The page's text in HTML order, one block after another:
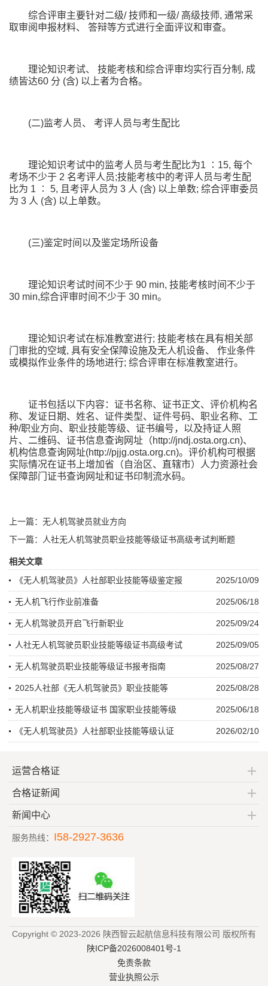
综合评审主要针对二级/ 技师和一级/ 高级技师, 通常采
取审阅申报材料、 答辩等方式进行全面评议和审查。
理论知识考试、 技能考核和综合评审均实行百分制, 成
绩皆达60 分 (含) 以上者为合格。
(二)监考人员、 考评人员与考生配比
理论知识考试中的监考人员与考生配比为1 ∶15, 每个
考场不少于 2 名考评人员;技能考核中的考评人员与考生配
比为 1 ∶ 5, 且考评人员为 3 人 (含) 以上单数; 综合评审委员
为 3 人 (含) 以上单数。
(三)鉴定时间以及鉴定场所设备
理论知识考试时间不少于 90 min, 技能考核时间不少于
30 min,综合评审时间不少于 30 min。
理论知识考试在标准教室进行; 技能考核在具有相关部
门审批的空域, 具有安全保障设施及无人机设备、 作业条件
或模拟作业条件的场地进行; 综合评审在标准教室进行。
证书包括以下内容：证书名称、证书正文、评价机构名
称、发证日期、姓名、证件类型、证件号码、职业名称、工
种/职业方向、职业技能等级、证书编号，以及持证人照
片、二维码、证书信息查询网址（http://jndj.osta.org.cn)、
机构信息查询网址(http://pjjg.osta.org.cn)。评价机构可根据
实际情况在证书上增加省（自治区、直辖市）人力资源社会
保障部门证书查询网址和证书印制流水码。
上一篇：无人机驾驶员就业方向
下一篇：人社无人机驾驶员职业技能等级证书高级考试判断题
相关文章
2025/10/09
《无人机驾驶员》人社部职业技能等级鉴定报
2025/06/18
无人机飞行作业前准备
2025/09/24
无人机驾驶员开启飞行新职业
2025/09/05
人社无人机驾驶员职业技能等级证书高级考试
2025/08/27
无人机驾驶员职业技能等级证书报考指南
2025/08/28
2025人社部《无人机驾驶员》职业技能等
2025/06/18
无人机职业技能等级证书 国家职业技能等级
2026/02/10
《无人机驾驶员》人社部职业技能等级认证
运营合格证
合格证新闻
新闻中心
服务热线： I58-2927-3636
Copyright © 2023-2026 陕西智云起航信息科技有限公司 版权所有
陕ICP备2026008401号-1
免责条款
营业执照公示